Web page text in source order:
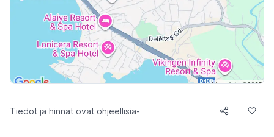
Tiedot ja hinnat ovat ohjeellisia-